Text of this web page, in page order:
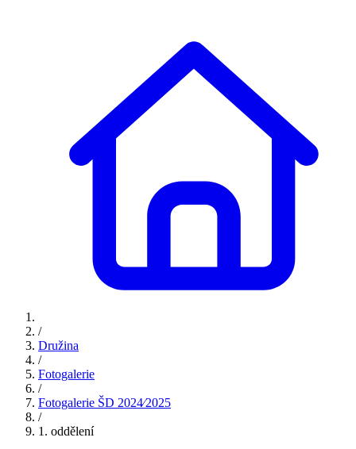
/
Družina
/
Fotogalerie
/
Fotogalerie ŠD 2024⁄2025
/
1. oddělení